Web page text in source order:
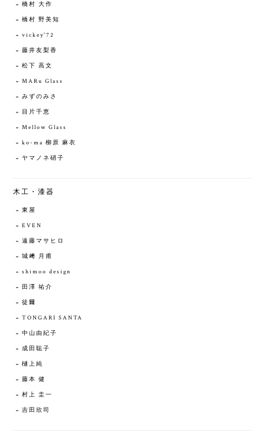
橋村 大作
橋村 野美知
vickey'72
藤井友梨香
松下 高文
MARu Glass
みずのみさ
目片千恵
Mellow Glass
ko-ma 柳原 麻衣
ヤマノネ硝子
木工・漆器
東屋
EVEN
遠藤マサヒロ
城﨑 月甫
shimoo design
田澤 祐介
徒爾
TONGARI SANTA
中山由紀子
成田聡子
樋上純
藤本 健
村上 圭一
吉田欣司